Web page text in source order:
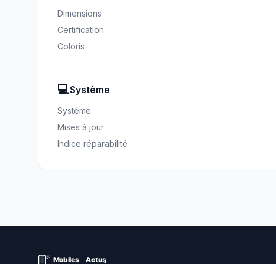
Dimensions
Certification
Coloris
💻Système
Système
Mises à jour
Indice réparabilité